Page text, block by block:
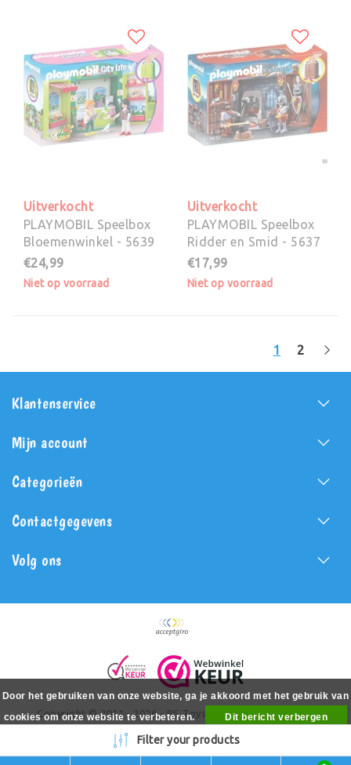
Uitverkocht
PLAYMOBIL Speelbox
Bloemenwinkel - 5639
€24,99
Niet op voorraad
Uitverkocht
PLAYMOBIL Speelbox
Ridder en Smid - 5637
€17,99
Niet op voorraad
1 2
Klantenservice
Mijn account
Categorieën
Contactgegevens
Volg ons
Copyright © 2011 - 2026 - PS Toys - All rights reserved -
RealizationPSToys.nl
Filter your products
Door het gebruiken van onze website, ga je akkoord met het gebruik van
cookies om onze website te verbeteren.
Dit bericht verbergen
Meer over cookies »